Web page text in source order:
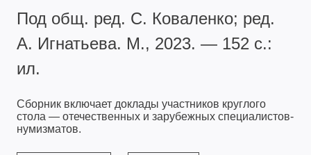
Под общ. ред. С. Коваленко; ред.
А. Игнатьева. М., 2023. — 152 с.:
ил.
Сборник включает доклады участников круглого
стола — отечественных и зарубежных специалистов-
нумизматов.